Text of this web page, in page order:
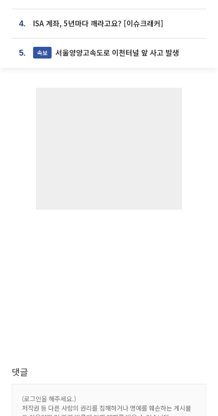
4. ISA 계좌, 5년마다 깨라고요? [이슈크래커]
5. 속보 서울양양고속도로 이천터널 앞 사고 발생
댓글